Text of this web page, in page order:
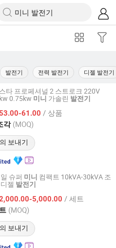
발전기 전력 발전기 디젤 발전기
타 프로페셔널 2 스트로크 220V
0.75kw 미니 가솔린 발전기
61.00 / 상품
각 (MOQ)
보내기
Co., Ltd
이후 2025
슈퍼 미니 컴팩트 10kVA-30kVA 조
젤 발전기
5,000.00 / 세트
(MOQ)
보내기
후 2024